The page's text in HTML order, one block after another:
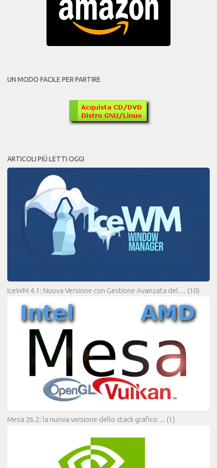
UN MODO FACILE PER PARTIRE
ARTICOLI PIÙ LETTI OGGI
IceWM 4.1: Nuova Versione con Gestione Avanzata del… (10)
Mesa 26.2: la nuova versione dello stack grafico… (1)